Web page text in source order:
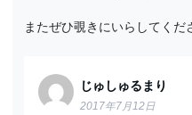
またぜひ覗きにいらしてくだ
じゅしゅるまり
2017年7月12日